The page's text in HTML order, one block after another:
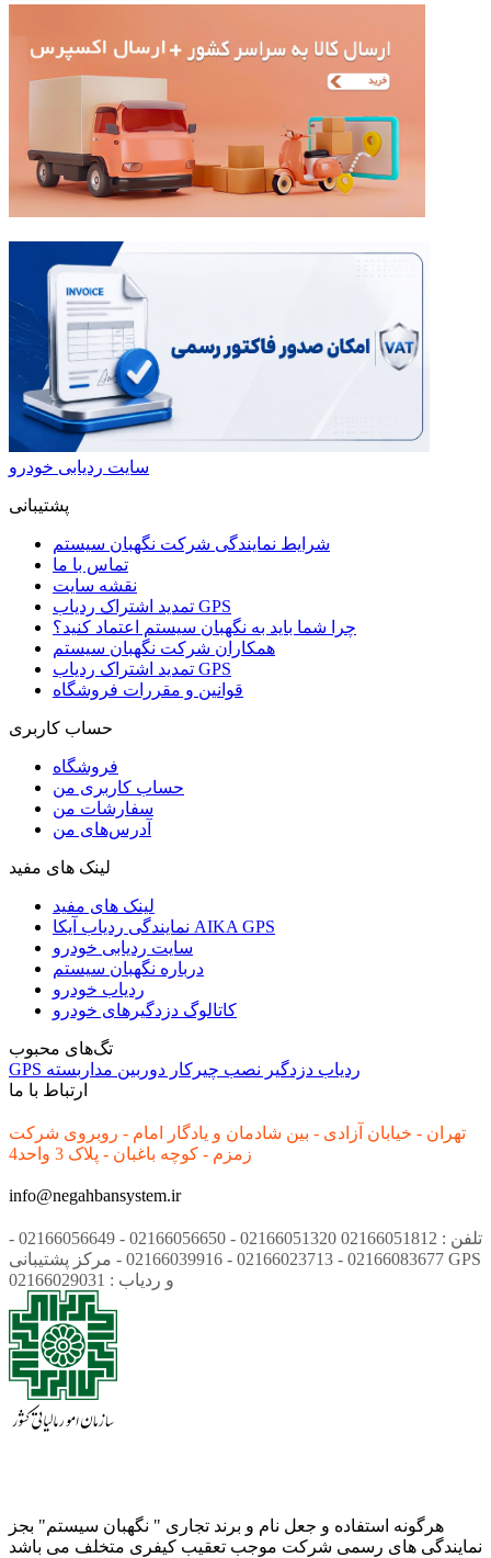
سایت ردیابی خودرو
پشتیبانی
شرایط نمایندگی شرکت نگهبان سیستم
تماس با ما
نقشه سایت
تمدید اشتراک ردیاب GPS
چرا شما باید به نگهبان سیستم اعتماد کنید؟
همکاران شرکت نگهبان سیستم
تمدید اشتراک ردیاب GPS
قوانین و مقررات فروشگاه
حساب کاربری
فروشگاه
حساب کاربری من
سفارشات من
آدرس‌های من
لینک های مفید
لینک های مفید
نمایندگی ردیاب آیکا AIKA GPS
سایت ردیابی خودرو
درباره نگهبان سیستم
ردیاب خودرو
کاتالوگ دزدگیرهای خودرو
تگ‌های محبوب
GPS
ردیاب دزدگیر نصب چیرکار دوربین مداربسته
ارتباط با ما
تهران - خیابان آزادی - بین شادمان و یادگار امام - روبروی شرکت
زمزم - کوچه باغبان - پلاک 3 واحد4
info@negahbansystem.ir
تلفن : 02166051812 02166051320 - 02166056650 - 02166056649 -
02166083677 - 02166023713 - 02166039916 - مرکز پشتیبانی GPS
و ردیاب : 02166029031
هرگونه استفاده و جعل نام و برند تجاری " نگهبان سیستم" بجز
نمایندگی های رسمی شرکت موجب تعقیب کیفری متخلف می باشد